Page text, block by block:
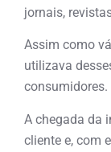
jornais,
Assim como
utilizava
consumidores.
A chegada da
cliente e, com